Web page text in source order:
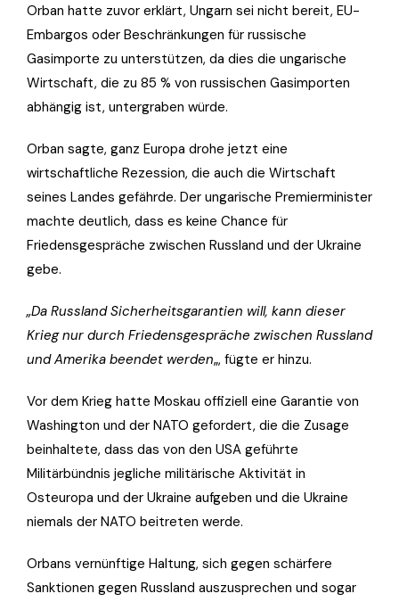
Orban hatte zuvor erklärt, Ungarn sei nicht bereit, EU-
Embargos oder Beschränkungen für russische
Gasimporte zu unterstützen, da dies die ungarische
Wirtschaft, die zu 85 % von russischen Gasimporten
abhängig ist, untergraben würde.
Orban sagte, ganz Europa drohe jetzt eine
wirtschaftliche Rezession, die auch die Wirtschaft
seines Landes gefährde. Der ungarische Premierminister
machte deutlich, dass es keine Chance für
Friedensgespräche zwischen Russland und der Ukraine
gebe.
„Da Russland Sicherheitsgarantien will, kann dieser
Krieg nur durch Friedensgespräche zwischen Russland
und Amerika beendet werden„, fügte er hinzu.
Vor dem Krieg hatte Moskau offiziell eine Garantie von
Washington und der NATO gefordert, die die Zusage
beinhaltete, dass das von den USA geführte
Militärbündnis jegliche militärische Aktivität in
Osteuropa und der Ukraine aufgeben und die Ukraine
niemals der NATO beitreten werde.
Orbans vernünftige Haltung, sich gegen schärfere
Sanktionen gegen Russland auszusprechen und sogar